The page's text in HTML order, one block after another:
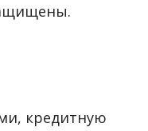
кредитную